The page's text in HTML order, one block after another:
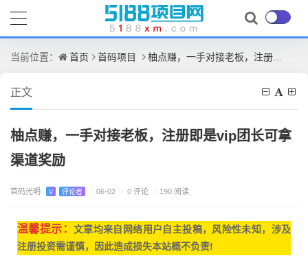
当前位置： 首页 首码项目 柚点赚，一手对接老板，注册即是vip团长可拿渠道奖励
正文
柚点赚，一手对接老板，注册即是vip团长可拿
渠道奖励
首码光明 V 评论者 / 06-02 / 0 评论 / 190 阅读
温馨提示： 文章均来自网络用户自主投稿， 风险性未知，涉及
注册投资需谨慎，因此造成损失本站概不负责!